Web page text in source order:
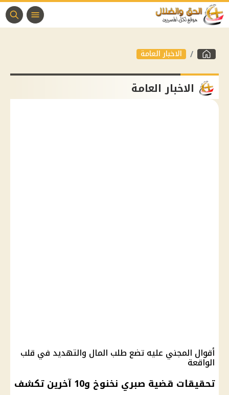
الاخبار العامة
الاخبار العامة
أقوال المجني عليه تضع طلب المال والتهديد في قلب
الواقعة
تحقيقات قضية صبري نخنوخ و10 آخرين تكشف